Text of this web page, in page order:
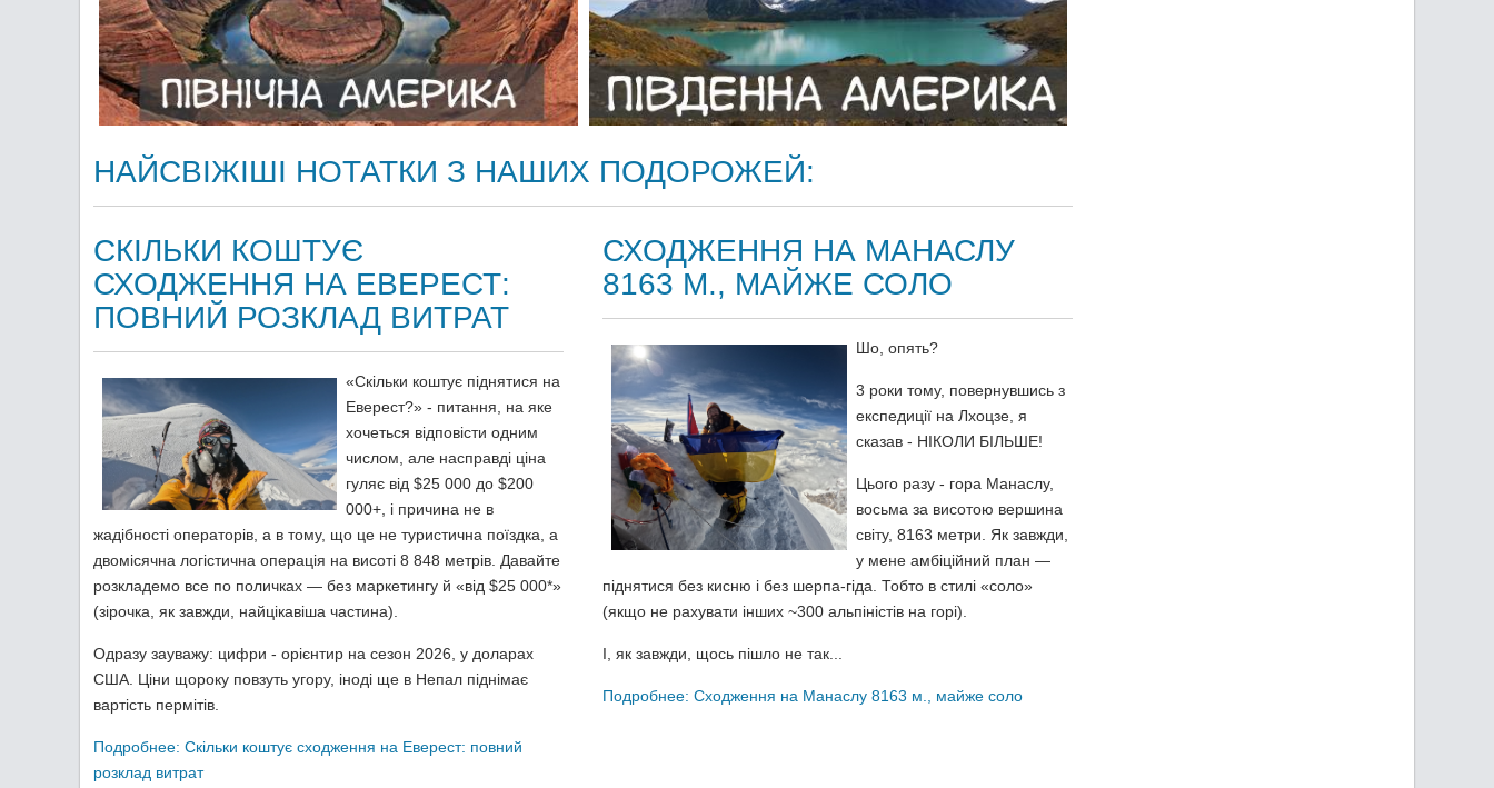
НАЙСВІЖІШІ НОТАТКИ З НАШИХ ПОДОРОЖЕЙ:
СКІЛЬКИ КОШТУЄ
СХОДЖЕННЯ НА ЕВЕРЕСТ:
ПОВНИЙ РОЗКЛАД ВИТРАТ
«Скільки коштує піднятися на
Еверест?» - питання, на яке
хочеться відповісти одним
числом, але насправді ціна
гуляє від $25 000 до $200
000+, і причина не в
жадібності операторів, а в тому, що це не туристична поїздка, а
двомісячна логістична операція на висоті 8 848 метрів. Давайте
розкладемо все по поличках — без маркетингу й «від $25 000*»
(зірочка, як завжди, найцікавіша частина).
Одразу зауважу: цифри - орієнтир на сезон 2026, у доларах
США. Ціни щороку повзуть угору, іноді ще в Непал піднімає
вартість пермітів.
Подробнее: Скільки коштує сходження на Еверест: повний
розклад витрат
СХОДЖЕННЯ НА МАНАСЛУ
8163 М., МАЙЖЕ СОЛО
Шо, опять?
3 роки тому, повернувшись з
експедиції на Лхоцзе, я
сказав - НІКОЛИ БІЛЬШЕ!
Цього разу - гора Манаслу,
восьма за висотою вершина
світу, 8163 метри. Як завжди,
у мене амбіційний план —
піднятися без кисню і без шерпа-гіда. Тобто в стилі «соло»
(якщо не рахувати інших ~300 альпіністів на горі).
І, як завжди, щось пішло не так...
Подробнее: Сходження на Манаслу 8163 м., майже соло